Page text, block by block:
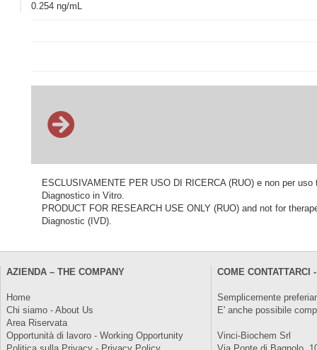
0.254 ng/mL
ESCLUSIVAMENTE PER USO DI RICERCA (RUO) e non per
Diagnostico in Vitro.
PRODUCT FOR RESEARCH USE ONLY (RUO) and not for
Diagnostic (IVD).
AZIENDA – THE COMPANY
Home
Chi siamo - About Us
Area Riservata
Opportunità di lavoro - Working Opportunity
COME CONTATTARCI
Semplicemente
E' anche possibile
Vinci-Biochem Srl